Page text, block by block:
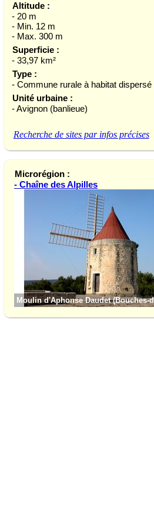
Altitude :
- 20 m
- Min. 12 m
- Max. 300 m
Superficie :
- 33,97 km²
Type :
- Commune rurale à habitat dispersé
Unité urbaine :
- Avignon (banlieue)
Recherche de sites par infos précises
Microrégion :
- Chaîne des Alpilles
Moulin d'Aphonse Daudet (Bouches-